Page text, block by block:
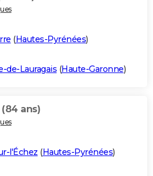
(Hautes-Pyrénées)
de-Lauragais (Haute-Garonne)
(84 ans)
l'Échez (Hautes-Pyrénées)